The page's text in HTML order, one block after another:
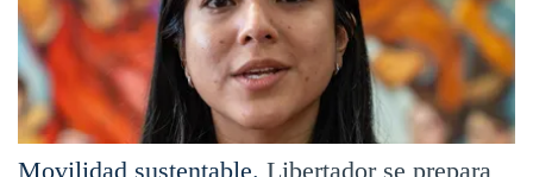
Movilidad sustentable. Libertador se prepara